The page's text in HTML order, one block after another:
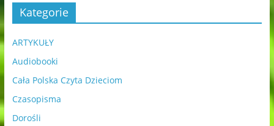
Kategorie
ARTYKUŁY
Audiobooki
Cała Polska Czyta Dzieciom
Czasopisma
Dorośli